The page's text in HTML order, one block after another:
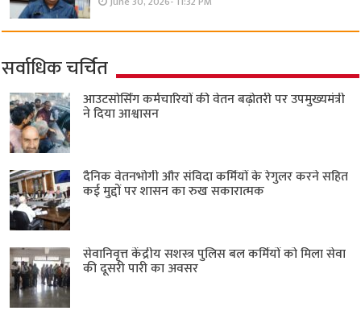
सर्वाधिक चर्चित
आउटसोर्सिंग कर्मचारियों की वेतन बढ़ोतरी पर उपमुख्यमंत्री
ने दिया आश्वासन
दैनिक वेतनभोगी और संविदा कर्मियों के रेगुलर करने सहित
कई मुद्दों पर शासन का रुख सकारात्मक
सेवानिवृत्त केंद्रीय सशस्त्र पुलिस बल ​कर्मियों को मिला सेवा
की दूसरी पारी का अवसर